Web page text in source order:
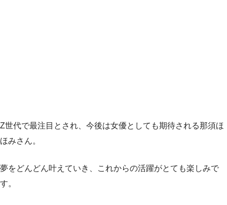
Z世代で最注目とされ、今後は女優としても期待される那須ほ
ほみさん。
夢をどんどん叶えていき、これからの活躍がとても楽しみで
す。